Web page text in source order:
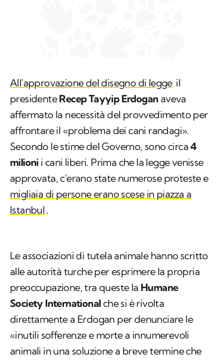
All'approvazione del disegno di legge il
presidenteRecep Tayyip Erdogan aveva
affermato la necessità del provvedimento per
affrontare il «problema dei cani randagi».
Secondo le stime del Governo, sono circa4
milioni i cani liberi. Prima che la legge venisse
approvata, c'erano state numerose proteste e
migliaia di persone erano scese in piazza a
Istanbul.
Le associazioni di tutela animale hanno scritto
alle autorità turche per esprimere la propria
preoccupazione, tra queste la Humane
Society Internationalche si è rivolta
direttamente a Erdogan per denunciare le
«inutili sofferenze e morte a innumerevoli
animali in una soluzione a breve termine che